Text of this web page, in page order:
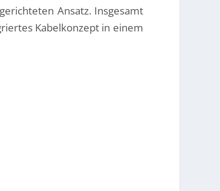
Ansatz. Insgesamt
Kabelkonzept in einem